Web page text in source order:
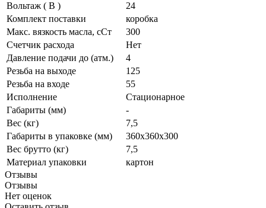
Вольтаж ( В )
24
Комплект поставки
коробка
Макс. вязкость масла, сСт
300
Счетчик расхода
Нет
Давление подачи до (атм.)
4
Резьба на выходе
125
Резьба на входе
55
Исполнение
Стационарное
Габариты (мм)
-
Вес (кг)
7,5
Габариты в упаковке (мм)
360х360х300
Вес брутто (кг)
7,5
Материал упаковки
картон
Отзывы
Отзывы
Нет оценок